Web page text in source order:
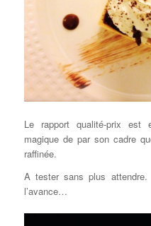
Le rapport qualité-prix est
magique de par son cadre
raffinée.
A tester sans plus
l’avance…